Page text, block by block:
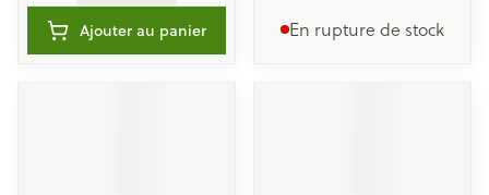
Ajouter au panier En rupture de stock